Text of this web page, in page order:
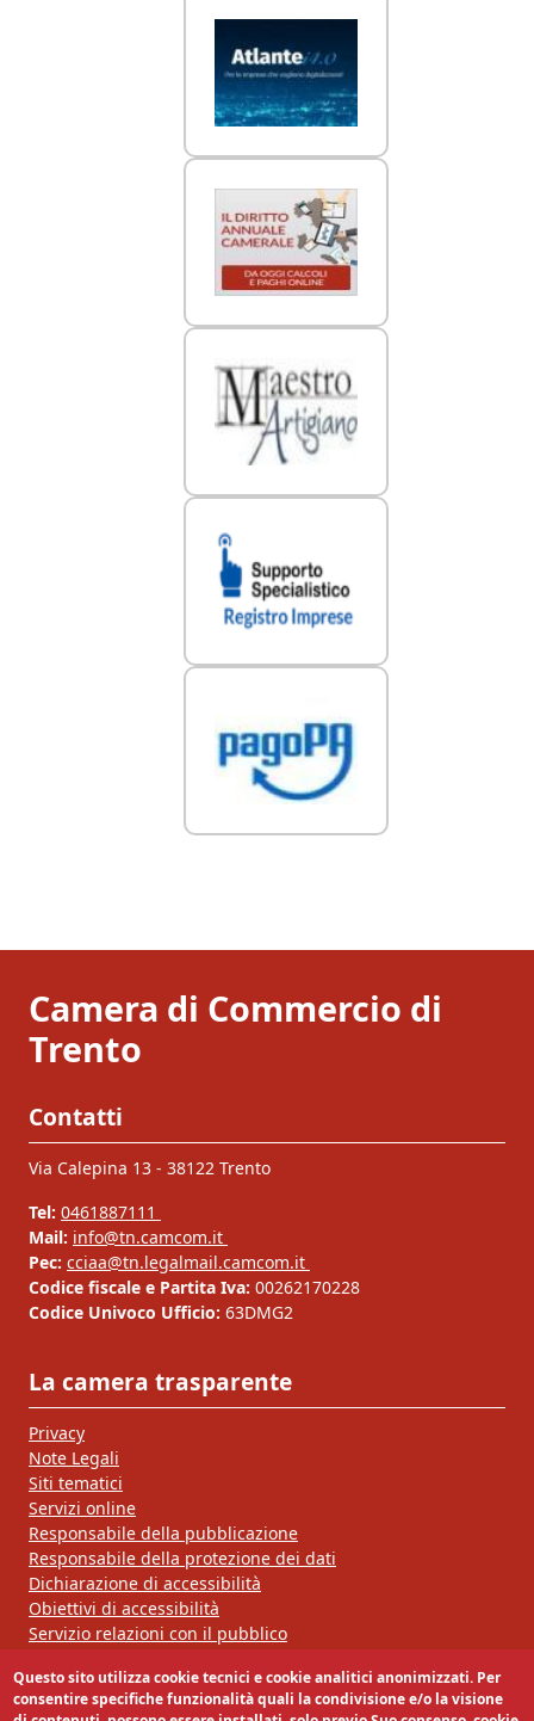
Camera di Commercio di
Trento
Contatti
Via Calepina 13 - 38122 Trento
Tel: 0461887111
Mail: info@tn.camcom.it
Pec: cciaa@tn.legalmail.camcom.it
Codice fiscale e Partita Iva: 00262170228
Codice Univoco Ufficio: 63DMG2
La camera trasparente
Privacy
Note Legali
Siti tematici
Servizi online
Responsabile della pubblicazione
Responsabile della protezione dei dati
Dichiarazione di accessibilità
Obiettivi di accessibilità
Servizio relazioni con il pubblico
Segui la nostra pagina:
Questo sito utilizza cookie tecnici e cookie analitici anonimizzati. Per
consentire specifiche funzionalità quali la condivisione e/o la visione